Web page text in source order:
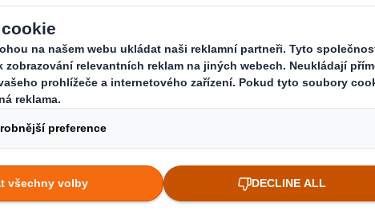
prostřednictvím našich
aby naši dodavatelé splňovali stejné
provozy.